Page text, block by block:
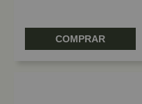
COMPRAR